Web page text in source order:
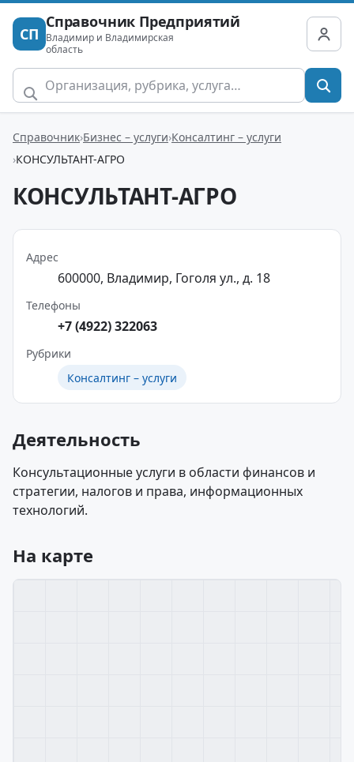
СП
Справочник Предприятий
Владимир и Владимирская
область
Справочник Бизнес – услуги Консалтинг – услуги
КОНСУЛЬТАНТ-АГРО
КОНСУЛЬТАНТ-АГРО
Адрес
600000, Владимир, Гоголя ул., д. 18
Телефоны
+7 (4922) 322063
Рубрики
Консалтинг – услуги
Деятельность
Консультационные услуги в области финансов и
стратегии, налогов и права, информационных
технологий.
На карте